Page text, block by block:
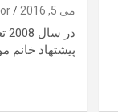
می 5, 2016
پیشتهاد خانم